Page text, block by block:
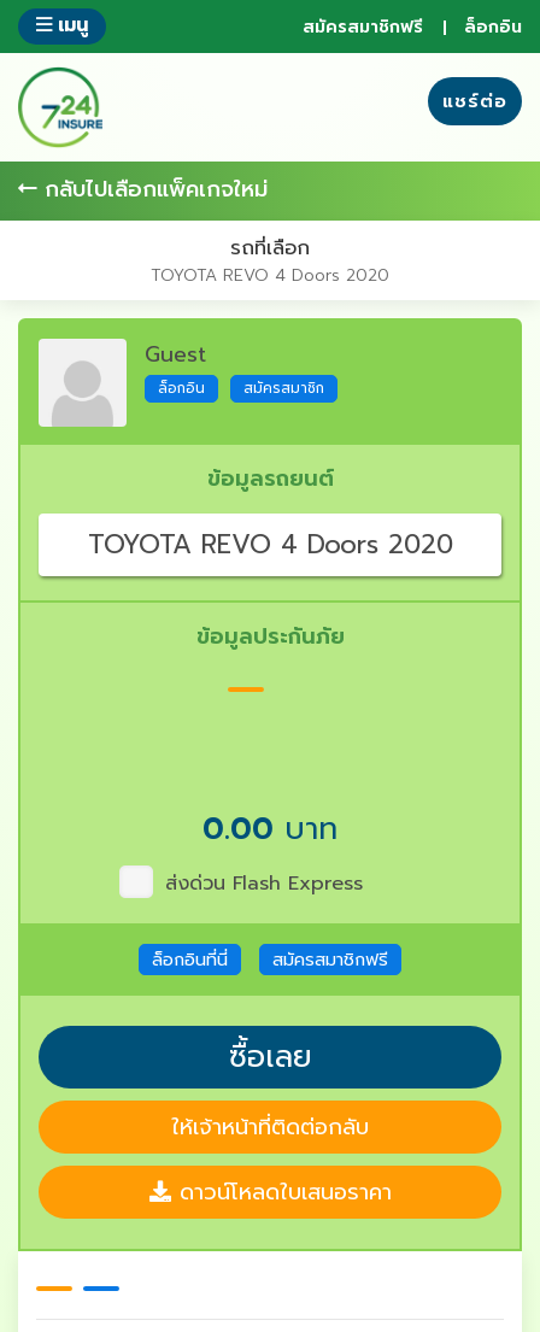
ข้าม
ส่วน
ของ
ข้อมูล
เมนู สมัครสมาชิกฟรี ล็อกอิน
แชร์ต่อ
กลับไปเลือกแพ็คเกจใหม่
รถที่เลือก
TOYOTA REVO 4 Doors 2020
Guest
ล็อกอิน สมัครสมาชิก
ข้อมูลรถยนต์
TOYOTA REVO 4 Doors 2020
ข้อมูลประกันภัย
0.00 บาท
ส่งด่วน Flash Express
ล็อกอินที่นี่ สมัครสมาชิกฟรี
ซื้อเลย
ให้เจ้าหน้าที่ติดต่อกลับ
ดาวน์โหลดใบเสนอราคา